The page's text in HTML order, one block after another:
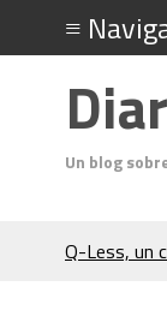
Un blog
Q-Less, un